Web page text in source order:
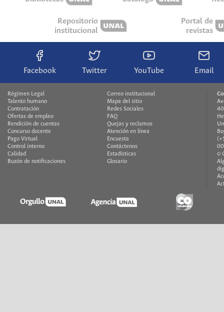
Repositorio
institucional
Portal de
revistas
Facebook Twitter YouTube Email
Régimen Legal
Talento humano
Contratación
Ofertas de empleo
Rendición de cuentas
Concurso docente
Pago Virtual
Control interno
Calidad
Buzón de notificaciones
Correo institucional
Mapa del sitio
Redes Sociales
FAQ
Quejas y reclamos
Atención en línea
Encuesta
Contáctenos
Estadísticas
Glosario
©